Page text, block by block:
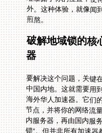
煎熬。
破解地域锁的核
器
要解决这个问题，关键
中国内地。这就需要用
海外华人加速器。它们
节点，并将你的网络流
内服务器，再由国内服
锁”。但并非所有加速